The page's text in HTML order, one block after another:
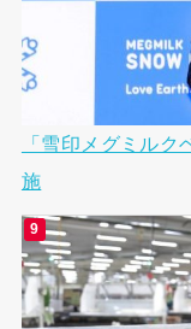
「雪印メグミル
施